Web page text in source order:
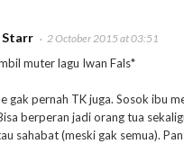
Starr 2 October 2015 at 03:51
muter lagu Iwan Fals*
gak pernah TK juga. Sosok ibu
berperan jadi orang tua
sahabat (meski gak semua).